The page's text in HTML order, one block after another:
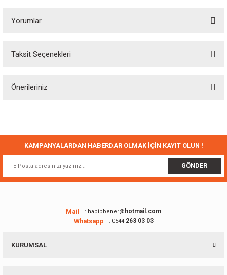
Yorumlar
Taksit Seçenekleri
Önerileriniz
Ürün resmi kalitesiz, bozuk veya görüntülenemiyor.
Ürün fiyatı diğer sitelerden daha pahalı.
Bu ürüne benzer farklı alternatifler olmalı.
KAMPANYALARDAN HABERDAR OLMAK İÇİN KAYIT OLUN !
GÖNDER
Mail : habipbener@ hotmail.com
Whatsapp : 0544263 03 03
KURUMSAL